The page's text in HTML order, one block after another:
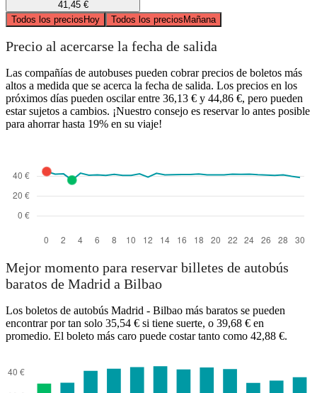
41,45 €
Todos los preciosHoy Todos los preciosMañana
Precio al acercarse la fecha de salida
Las compañías de autobuses pueden cobrar precios de boletos más
altos a medida que se acerca la fecha de salida. Los precios en los
próximos días pueden oscilar entre 36,13 € y 44,86 €, pero pueden
estar sujetos a cambios. ¡Nuestro consejo es reservar lo antes posible
para ahorrar hasta 19% en su viaje!
Mejor momento para reservar billetes de autobús
baratos de Madrid a Bilbao
Los boletos de autobús Madrid - Bilbao más baratos se pueden
encontrar por tan solo 35,54 € si tiene suerte, o 39,68 € en
promedio. El boleto más caro puede costar tanto como 42,88 €.